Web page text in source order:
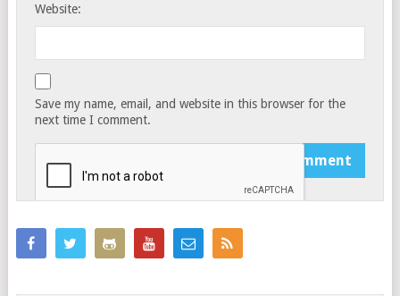
Website:
Save my name, email, and website in this browser for the
next time I comment.